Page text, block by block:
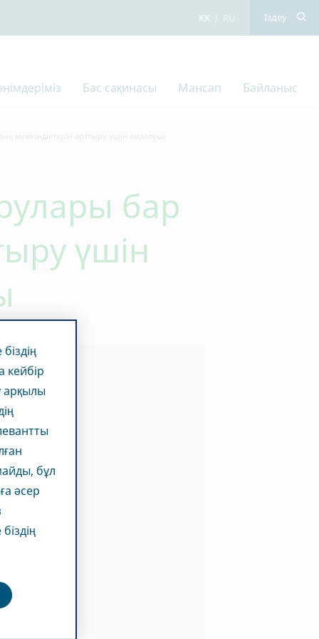
қазақ тіліорыс тіліІздеу
Бас сақинасы Мансап Байланыс
бар
үшін
кейбір
арқылы
бұл
әсер